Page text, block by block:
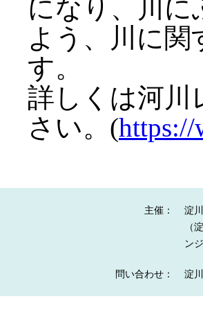
になり、川
よう、川に
す。
詳しくは河川
さい。(https://
主催：
淀
（
ン
問い合わせ： 淀